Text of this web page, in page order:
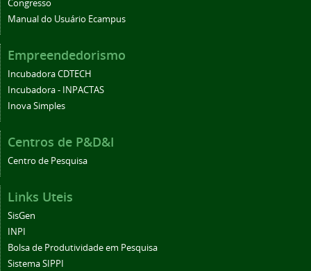
Congresso
Manual do Usuário Ecampus
Empreendedorismo
Incubadora CDTECH
Incubadora - INPACTAS
Inova Simples
Centros de P&D&I
Centro de Pesquisa
Links Uteis
SisGen
INPI
Bolsa de Produtividade em Pesquisa
Sistema SIPPI